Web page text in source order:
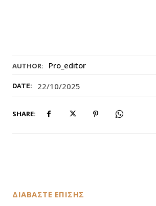
AUTHOR: Pro_editor
DATE: 22/10/2025
SHARE:
ΔΙΑΒΑΣΤΕ ΕΠΙΣΗΣ